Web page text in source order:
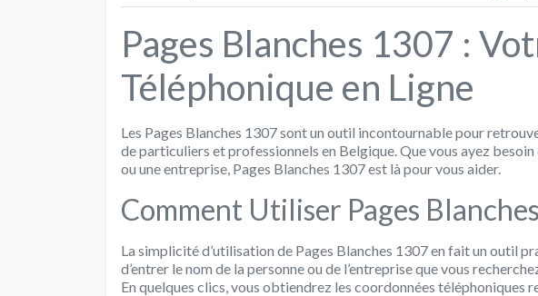
Pages Blanches 1307 :
Téléphonique en Ligne
Les Pages Blanches 1307 sont un outil incontournable pour
de particuliers et professionnels en Belgique. Que vous ayez
ou une entreprise, Pages Blanches 1307 est là pour vous aider.
Comment Utiliser Pages
La simplicité d’utilisation de Pages Blanches 1307 en fait un outil
d’entrer le nom de la personne ou de l’entreprise que vous
En quelques clics, vous obtiendrez les coordonnées téléphoniques